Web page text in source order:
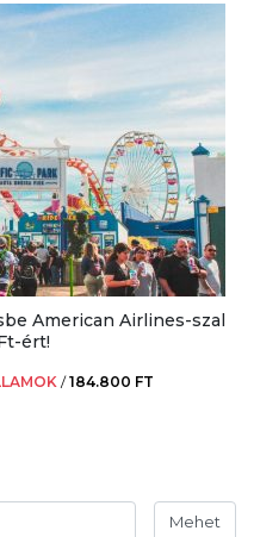
American Airlines-szal
ért!
/184.800 FT
Mehet